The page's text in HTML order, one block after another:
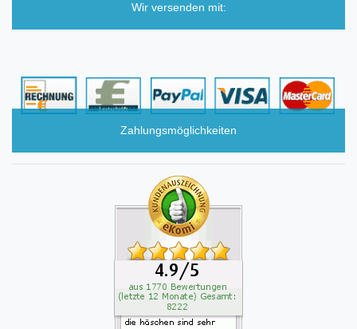
Wir versenden mit:
Zahlungsmöglichkeiten